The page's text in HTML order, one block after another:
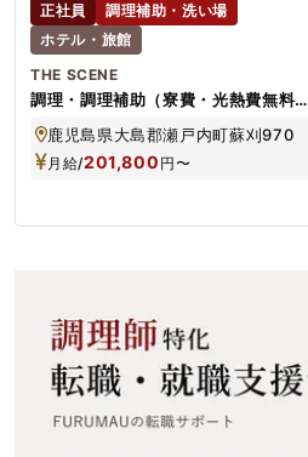
正社員
調理補助・洗い場
ホテル・旅館
THE SCENE
調理・調理補助（寮費・光熱費無料／
完全週休2日／1泊2日の試泊OK）
鹿児島県大島郡瀬戸内町蘇刈970
月給/201,800 円〜